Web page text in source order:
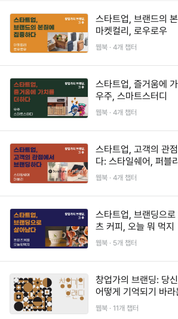
스타트업, 브랜드의
마켓컬리, 로우로우
웹북 · 4개 챕터
스타트업, 즐거움에
우주, 스마트스터디
웹북 · 4개 챕터
스타트업, 고객의 관
다: 스타일쉐어, 퍼블
웹북 · 4개 챕터
스타트업, 브랜딩으
츠 커피, 오늘 뭐 먹지
웹북 · 5개 챕터
창업가의 브랜딩: 당
어떻게 기억되기 바라
웹북 · 11개 챕터